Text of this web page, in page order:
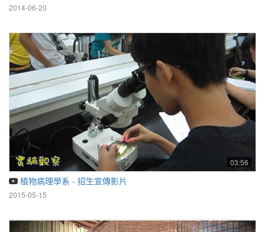
2014-06-20
03:56
植物病理學系 - 招生宣傳影片
2015-05-15